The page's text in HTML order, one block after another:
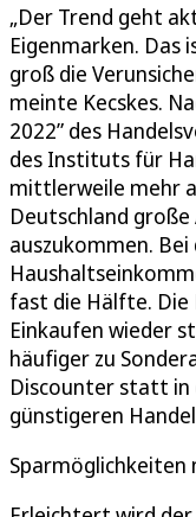
„Der Trend geht
Eigenmarken. Das
groß die
meinte Kecskes.
2022” des
des Instituts für
mittlerweile mehr
Deutschland
auszukommen.
fast die Hälfte. Die
Einkaufen wieder
häufiger zu
Discounter statt in
günstigeren